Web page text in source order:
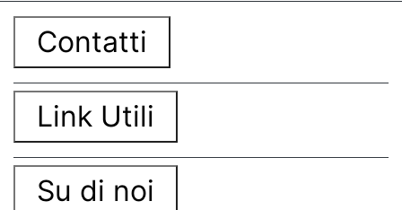
Contatti
Link Utili
Su di noi